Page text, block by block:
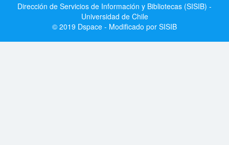
Dirección de Servicios de Información y Bibliotecas (SISIB) -
Universidad de Chile
© 2019 Dspace - Modificado por SISIB